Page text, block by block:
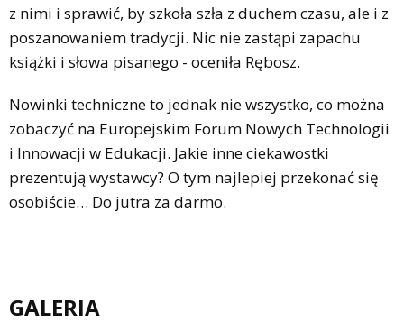
z nimi i sprawić, by szkoła szła z duchem czasu, ale i z
poszanowaniem tradycji. Nic nie zastąpi zapachu
książki i słowa pisanego - oceniła Rębosz.
Nowinki techniczne to jednak nie wszystko, co można
zobaczyć na Europejskim Forum Nowych Technologii
i Innowacji w Edukacji. Jakie inne ciekawostki
prezentują wystawcy? O tym najlepiej przekonać się
osobiście… Do jutra za darmo.
GALERIA